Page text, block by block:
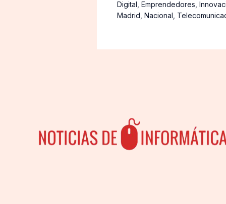
Digital Emprendedores
Madrid Nacional